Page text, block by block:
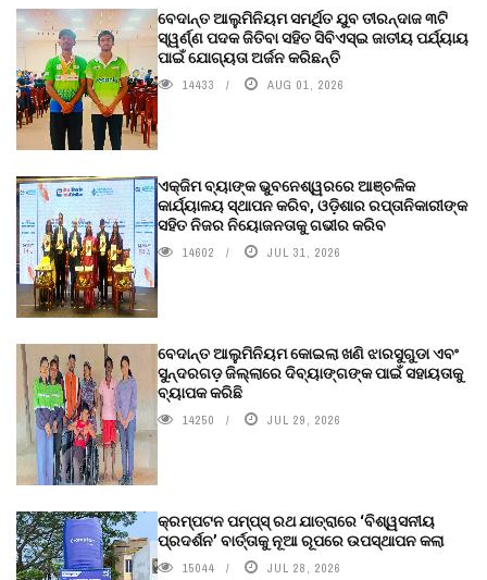
ବେଦାନ୍ତ ଆଲୁମିନିୟମ ସମର୍ଥିତ ଯୁବ ତୀରନ୍ଦାଜ ୩ଟି
ସ୍ୱର୍ଣ୍ଣ ପଦକ ଜିତିବା ସହିତ ସିବିଏସ୍ଇ ଜାତୀୟ ପର୍ଯ୍ୟାୟ
ପାଇଁ ଯୋଗ୍ୟତା ଅର୍ଜନ କରିଛନ୍ତି
14433 AUG 01, 2026
ଏକ୍ଜିମ ବ୍ୟାଙ୍କ ଭୁବନେଶ୍ୱରରେ ଆଞ୍ଚଳିକ
କାର୍ଯ୍ୟାଳୟ ସ୍ଥାପନ କରିବ, ଓଡ଼ିଶାର ରପ୍ତାନିକାରୀଙ୍କ
ସହିତ ନିଜର ନିୟୋଜନତାକୁ ଗଭୀର କରିବ
14602 JUL 31, 2026
ବେଦାନ୍ତ ଆଲୁମିନିୟମ କୋଇଲା ଖଣି ଝାରସୁଗୁଡା ଏବଂ
ସୁନ୍ଦରଗଡ଼ ଜିଲ୍ଲାରେ ଦିବ୍ୟାଙ୍ଗଙ୍କ ପାଇଁ ସହାୟତାକୁ
ବ୍ୟାପକ କରିଛି
14250 JUL 29, 2026
କ୍ରମ୍ପଟନ ପମ୍ପ୍‌ସ୍‌ ରଥ ଯାତ୍ରାରେ ‘ବିଶ୍ୱସନୀୟ
ପ୍ରଦର୍ଶନ’ ବାର୍ତ୍ତାକୁ ନୂଆ ରୂପରେ ଉପସ୍ଥାପନ କଲା
15044 JUL 28, 2026